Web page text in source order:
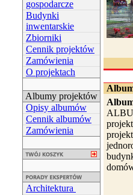
gospodarcze
Budynki
inwentarskie
Zbiorniki
Cennik projektów
Zamówienia
O projektach
Albumy projektów
Opisy albumów
Cennik albumów
Zamówienia
Architektura